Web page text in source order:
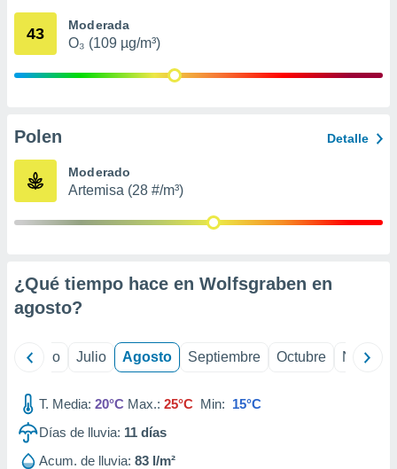
mediante
publicidad
de
43 Moderada
O₃ (109 µg/m³)
Polen Detalle
Moderado
Artemisa (28 #/m³)
¿Qué tiempo hace en Wolfsgraben en
agosto?
Junio Julio Agosto Septiembre Octubre
T. Media: 20°C Max.: 25°C Min: 15°C
Días de lluvia: 11 días
Acum. de lluvia: 83 l/m²